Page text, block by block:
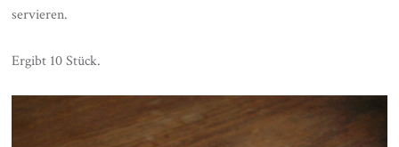
servieren.
Ergibt 10 Stück.